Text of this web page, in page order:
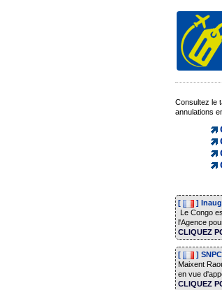
Consultez le
annulations
[ ]
Le Congo
l'Agence
CLIQUEZ
[ ]
Maixent
en vue
CLIQUEZ